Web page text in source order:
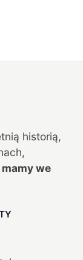
historią,
we